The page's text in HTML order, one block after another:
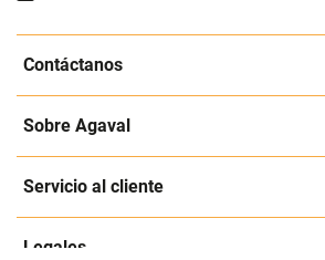
Contáctanos
Sobre Agaval
Servicio al cliente
Legales